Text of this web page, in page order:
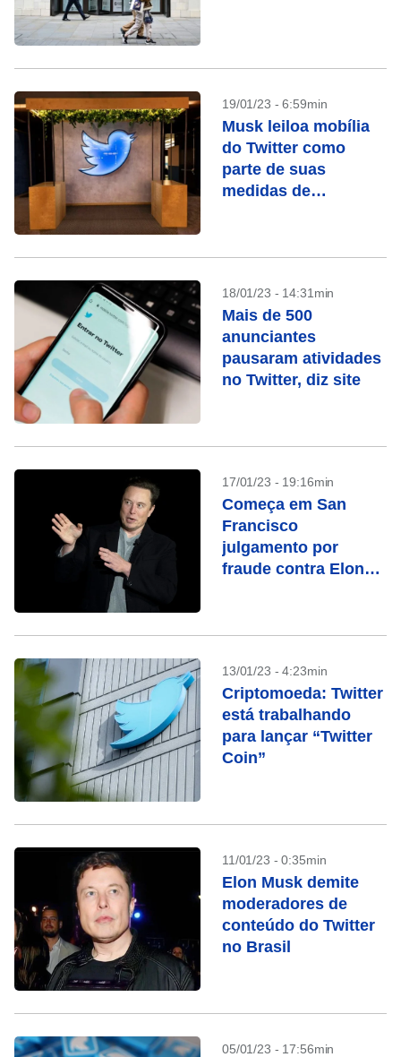
19/01/23 - 6:59min
Musk leiloa mobília
do Twitter como
parte de suas
medidas de
18/01/23 - 14:31min
Mais de 500
anunciantes
pausaram atividades
no Twitter, diz site
17/01/23 - 19:16min
Começa em San
Francisco
julgamento por
fraude contra Elon
13/01/23 - 4:23min
Criptomoeda: Twitter
está trabalhando
para lançar “Twitter
Coin”
11/01/23 - 0:35min
Elon Musk demite
moderadores de
conteúdo do Twitter
no Brasil
05/01/23 - 17:56min